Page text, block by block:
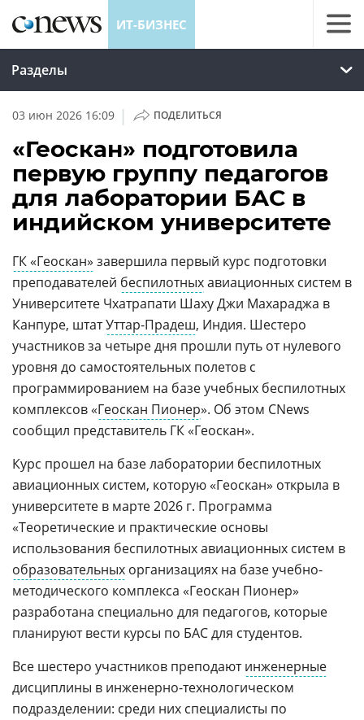
ИТ-БИЗНЕС
Разделы
03 июн 2026 16:09 | ПОДЕЛИТЬСЯ
«Геоскан» подготовила
первую группу педагогов
для лаборатории БАС в
индийском университете
ГК «Геоскан» завершила первый курс подготовки
преподавателей беспилотныхавиационных систем в
Университете Чхатрапати Шаху Джи Махараджа в
Канпуре, штатУттар-Прадеш, Индия. Шестеро
участников за четыре дня прошли путь от нулевого
уровня до самостоятельных полетов с
программированием на базе учебных беспилотных
комплексов «Геоскан Пионер». Об этом CNews
сообщил представитель ГК «Геоскан».
Курс прошел на базе лаборатории беспилотных
авиационных систем, которую «Геоскан» открыла в
университете в марте 2026 г. Программа
«Теоретические и практические основы
использования беспилотных авиационных систем в
образовательных организациях на базе учебно-
методического комплекса «Геоскан Пионер»
разработана специально для педагогов, которые
планируют вести курсы по БАС для студентов.
Все шестеро участников преподаютинженерные
дисциплины в инженерно-технологическом
подразделении: среди них специалисты по